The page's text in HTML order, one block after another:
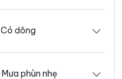
Có dông
Mưa phùn nhẹ